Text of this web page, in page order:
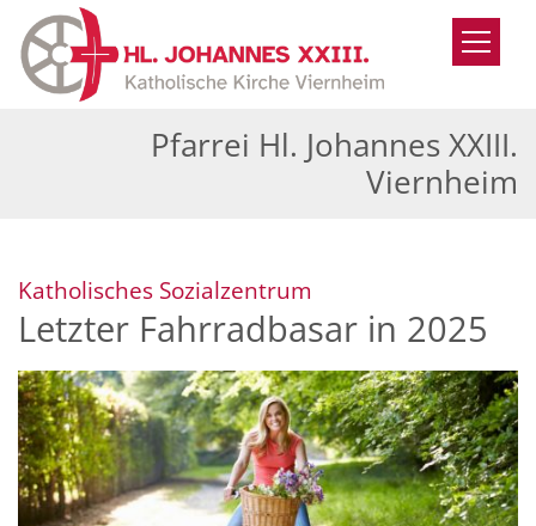
Zum Inhalt springen
Pfarrei Hl. Johannes XXIII.
Viernheim
Katholisches Sozialzentrum
Letzter Fahrradbasar in 2025